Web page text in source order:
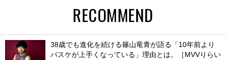
RECOMMEND
38歳でも進化を続ける篠山竜青が語る「10年前より
バスケが上手くなっている」理由とは。［MVVりらい